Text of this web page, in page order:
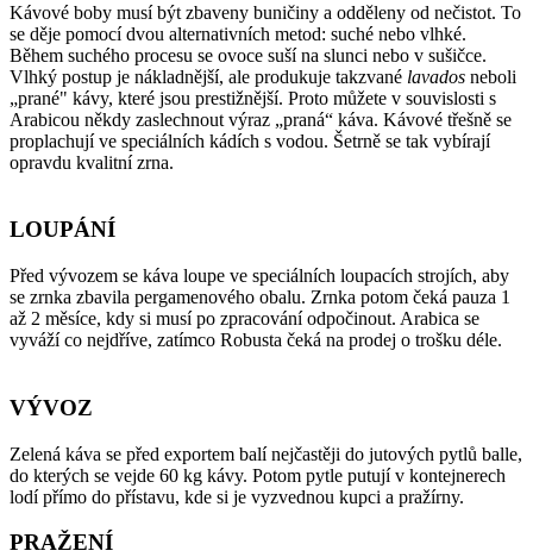
Kávové boby musí být zbaveny buničiny a odděleny od nečistot. To
se děje pomocí dvou alternativních metod: suché nebo vlhké.
Během suchého procesu se ovoce suší na slunci nebo v sušičce.
Vlhký postup je nákladnější, ale produkuje takzvané lavados neboli
„prané" kávy, které jsou prestižnější. Proto můžete v souvislosti s
Arabicou někdy zaslechnout výraz „praná“ káva. Kávové třešně se
proplachují ve speciálních kádích s vodou. Šetrně se tak vybírají
opravdu kvalitní zrna.
LOUPÁNÍ
Před vývozem se káva loupe ve speciálních loupacích strojích, aby
se zrnka zbavila pergamenového obalu. Zrnka potom čeká pauza 1
až 2 měsíce, kdy si musí po zpracování odpočinout. Arabica se
vyváží co nejdříve, zatímco Robusta čeká na prodej o trošku déle.
VÝVOZ
Zelená káva se před exportem balí nejčastěji do jutových pytlů balle,
do kterých se vejde 60 kg kávy. Potom pytle putují v kontejnerech
lodí přímo do přístavu, kde si je vyzvednou kupci a pražírny.
PRAŽENÍ